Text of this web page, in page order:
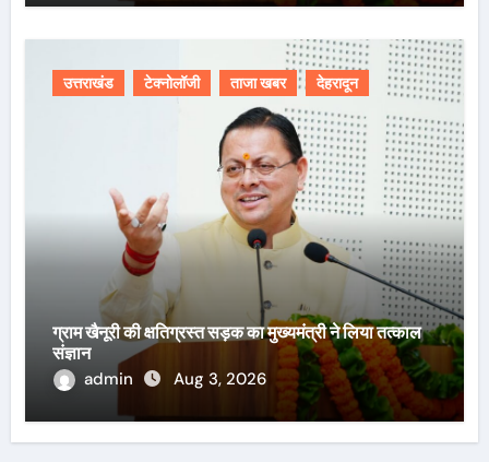
उत्तराखंड टेक्नोलॉजी ताजा खबर देहरादून
ग्राम खैनूरी की क्षतिग्रस्त सड़क का मुख्यमंत्री ने लिया तत्काल
संज्ञान
admin
Aug 3, 2026